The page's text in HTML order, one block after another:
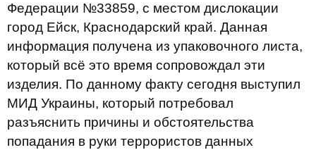
Федерации №33859, с местом дислокации
город Ейск, Краснодарский край. Данная
информация получена из упаковочного листа,
который всё это время сопровождал эти
изделия. По данному факту сегодня выступил
МИД Украины, который потребовал
разъяснить причины и обстоятельства
попадания в руки террористов данных